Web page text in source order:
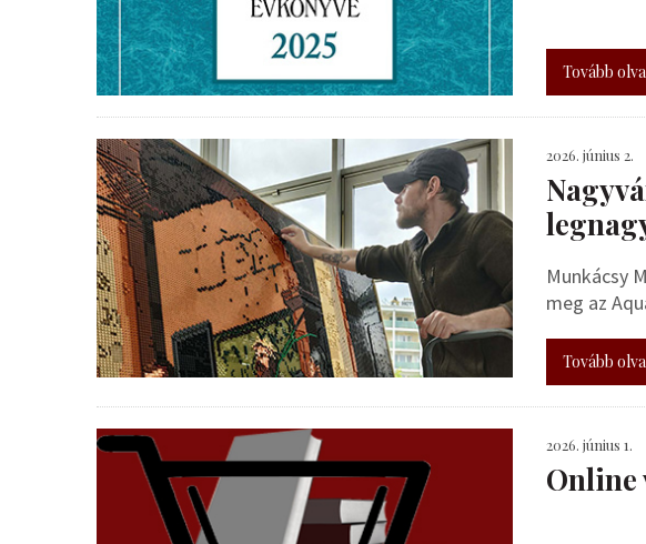
Tovább
2026. június 2.
Munkácsy
meg az
Tovább
2026. június 1.
Online